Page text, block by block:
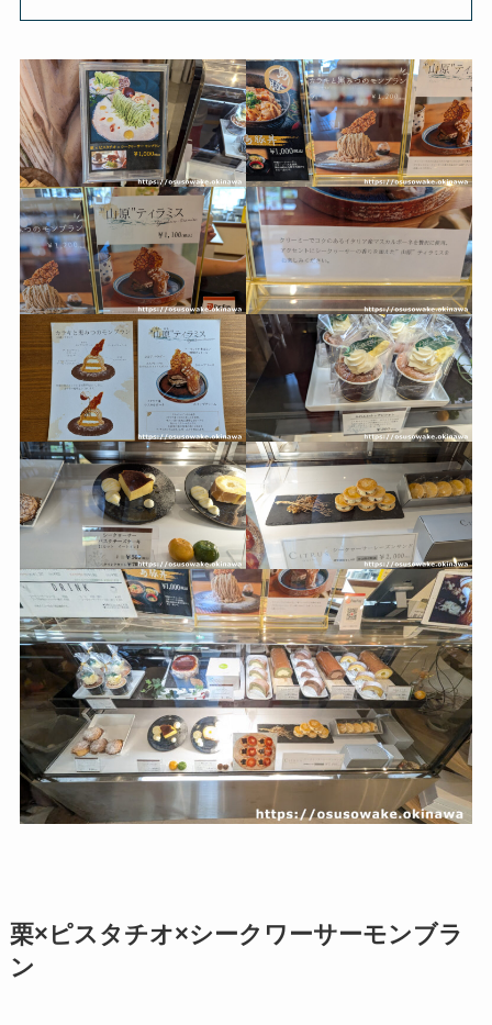
栗×ピスタチオ×シークワーサーモンブラ
ン